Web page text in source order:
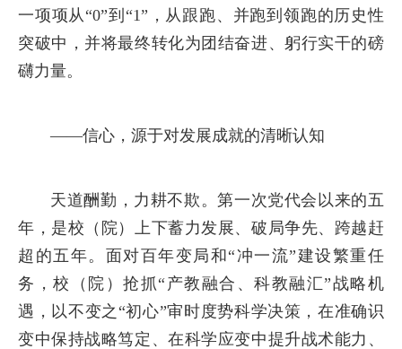
一项项从“0”到“1”，从跟跑、并跑到领跑的历史性
突破中，并将最终转化为团结奋进、躬行实干的磅
礴力量。
——信心，源于对发展成就的清晰认知
天道酬勤，力耕不欺。第一次党代会以来的五
年，是校（院）上下蓄力发展、破局争先、跨越赶
超的五年。面对百年变局和“冲一流”建设繁重任
务，校（院）抢抓“产教融合、科教融汇”战略机
遇，以不变之“初心”审时度势科学决策，在准确识
变中保持战略笃定、在科学应变中提升战术能力、